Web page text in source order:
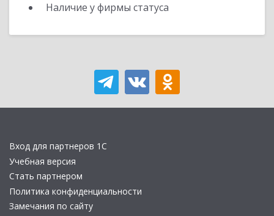
Наличие у фирмы статуса
Вход для партнеров 1С
Учебная версия
Стать партнером
Политика конфиденциальности
Замечания по сайту